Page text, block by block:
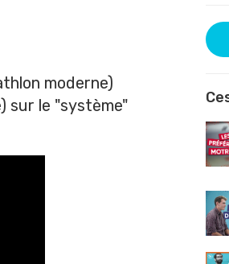
moderne)
sur le "système"